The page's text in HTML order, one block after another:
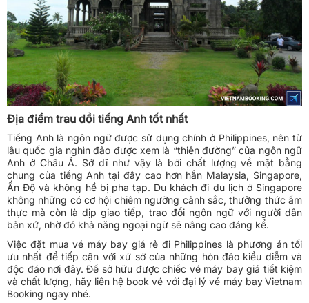
Địa điểm trau dồi tiếng Anh tốt nhất
Tiếng Anh là ngôn ngữ được sử dụng chính ở Philippines, nên từ
lâu quốc gia nghìn đảo được xem là “thiên đường” của ngôn ngữ
Anh ở Châu Á. Sở dĩ như vậy là bởi chất lượng về mặt bằng
chung của tiếng Anh tại đây cao hơn hẳn Malaysia, Singapore,
Ấn Độ và không hề bị pha tạp. Du khách đi du lịch ở Singapore
không những có cơ hội chiêm ngưỡng cảnh sắc, thưởng thức ẩm
thực mà còn là dịp giao tiếp, trao đổi ngôn ngữ với người dân
bản xứ, nhờ đó khả năng ngoại ngữ sẽ nâng cao đáng kể.
Việc đặt mua vé máy bay giá rẻ đi Philippines là phương án tối
ưu nhất để tiếp cận với xứ sở của những hòn đảo kiều diễm và
độc đáo nơi đây. Để sở hữu được chiếc vé máy bay giá tiết kiệm
và chất lượng, hãy liên hệ book vé với đại lý vé máy bayVietnam
Booking ngay nhé.